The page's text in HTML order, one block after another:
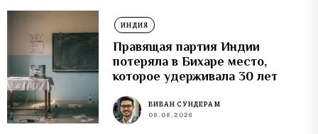
ИНДИЯ
Правящая партия Индии
потеряла в Бихаре место,
которое удерживала 30 лет
ВИВАН СУНДЕРАМ
08.08.2026